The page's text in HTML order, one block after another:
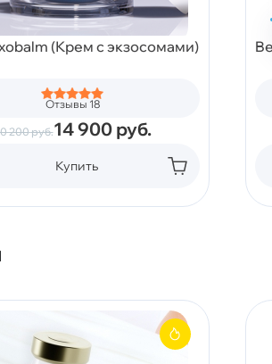
(Крем с экзосомами)
Отзывы 18
200руб.14 900 руб.
Купить